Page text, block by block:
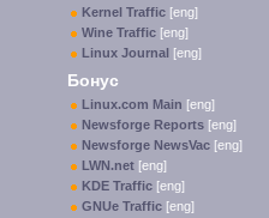
Kernel Traffic [eng]
Wine Traffic [eng]
Linux Journal [eng]
Бонус
Linux.com Main [eng]
Newsforge Reports [eng]
Newsforge NewsVac [eng]
LWN.net [eng]
KDE Traffic [eng]
GNUe Traffic [eng]